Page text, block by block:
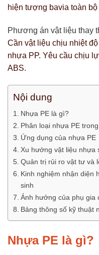
hiện tượng bavia toàn bộ
Phương án vật liệu thay
Cần vật liệu chịu nhiệt
nhựa PP. Yêu cầu chịu
ABS.
Nội dung
Nhựa PE là gì?
Phân loại nhựa PE
Ứng dụng của nhựa PE
Xu hướng vật liệu nhựa
Quản trị rủi ro vật tư và
Kinh nghiệm nhận diện
sinh
Ảnh hưởng của phụ gia
Bảng thông số kỹ thuật
Nhựa PE là gì?